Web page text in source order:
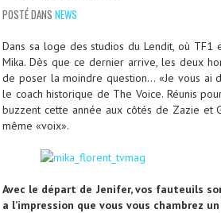
POSTÉ DANS NEWS
Dans sa loge des studios du Lendit, où TF1
Mika. Dès que ce dernier arrive, les deux
de poser la moindre question… «Je vous ai
le coach historique de The Voice. Réunis
buzzent cette année aux côtés de Zazie et
même «voix».
Avec le départ de Jenifer, vos fauteuils
a l’impression que vous vous chambrez